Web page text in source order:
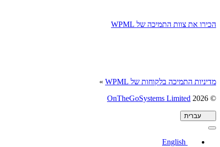
הכירו את צוות התמיכה של WPML
מדיניות התמיכה בלקוחות של WPML
»
© 2026
OnTheGoSystems Limited(נפתח
עברית